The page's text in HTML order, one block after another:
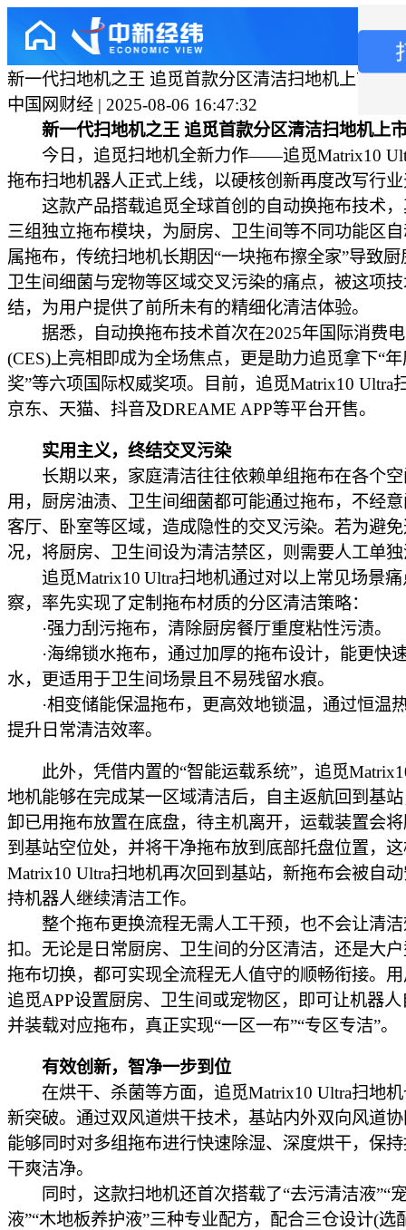
新一代扫地机之王 追觅首款分区清洁扫地机上市！
中国网财经 | 2025-08-06 16:47:32
新一代扫地机之王 追觅首款分区清洁扫地机上
今日，追觅扫地机全新力作——追觅Matrix10
拖布扫地机器人正式上线，以硬核创新再度改写行
这款产品搭载追觅全球首创的自动换拖布技术，
三组独立拖布模块，为厨房、卫生间等不同功能区
属拖布，传统扫地机长期因“一块拖布擦全家”导致厨
卫生间细菌与宠物等区域交叉污染的痛点，被这项
结，为用户提供了前所未有的精细化清洁体验。
据悉，自动换拖布技术首次在2025年国际消费
(CES)上亮相即成为全场焦点，更是助力追觅拿下“
奖”等六项国际权威奖项。目前，追觅Matrix10 Ultra
京东、天猫、抖音及DREAME APP等平台开售。
实用主义，终结交叉污染
长期以来，家庭清洁往往依赖单组拖布在各个空
用，厨房油渍、卫生间细菌都可能通过拖布，不经
客厅、卧室等区域，造成隐性的交叉污染。若为避
况，将厨房、卫生间设为清洁禁区，则需要人工单
追觅Matrix10 Ultra扫地机通过对以上常见场景痛
察，率先实现了定制拖布材质的分区清洁策略：
·强力刮污拖布，清除厨房餐厅重度粘性污渍。
·海绵锁水拖布，通过加厚的拖布设计，能更快
水，更适用于卫生间场景且不易残留水痕。
·相变储能保温拖布，更高效地锁温，通过恒温
提升日常清洁效率。
此外，凭借内置的“智能运载系统”，追觅
地机能够在完成某一区域清洁后，自主返航回到基
卸已用拖布放置在底盘，待主机离开，运载装置会
到基站空位处，并将干净拖布放到底部托盘位置，
Matrix10 Ultra扫地机再次回到基站，新拖布会被自
持机器人继续清洁工作。
整个拖布更换流程无需人工干预，也不会让清洁
扣。无论是日常厨房、卫生间的分区清洁，还是大
拖布切换，都可实现全流程无人值守的顺畅衔接。
追觅APP设置厨房、卫生间或宠物区，即可让机器
并装载对应拖布，真正实现“一区一布”“专区专洁”。
有效创新，智净一步到位
在烘干、杀菌等方面，追觅Matrix10 Ultra扫地机
新突破。通过双风道烘干技术，基站内外双向风道
能够同时对多组拖布进行快速除湿、深度烘干，保
干爽洁净。
同时，这款扫地机还首次搭载了“去污清洁液”“
液”“木地板养护液”三种专业配方，配合三仓设计(选